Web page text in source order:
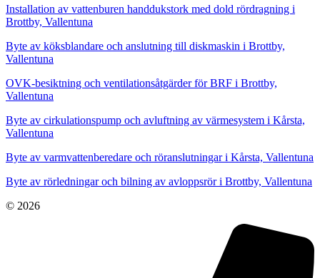
Installation av vattenburen handdukstork med dold rördragning i
Brottby, Vallentuna
Byte av köksblandare och anslutning till diskmaskin i Brottby,
Vallentuna
OVK-besiktning och ventilationsåtgärder för BRF i Brottby,
Vallentuna
Byte av cirkulationspump och avluftning av värmesystem i Kårsta,
Vallentuna
Byte av varmvattenberedare och röranslutningar i Kårsta, Vallentuna
Byte av rörledningar och bilning av avloppsrör i Brottby, Vallentuna
© 2026